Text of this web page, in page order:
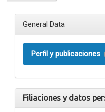
General Data
Perfil y publicaciones
Filiaciones y datos